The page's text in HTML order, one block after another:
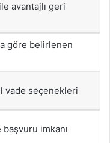
avantajlı geri
göre belirlenen
vade seçenekleri
başvuru imkanı